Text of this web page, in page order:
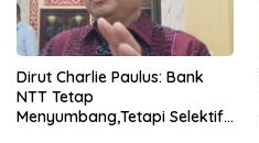
Dirut Charlie Paulus: Bank
NTT Tetap
Menyumbang,Tetapi Selektif